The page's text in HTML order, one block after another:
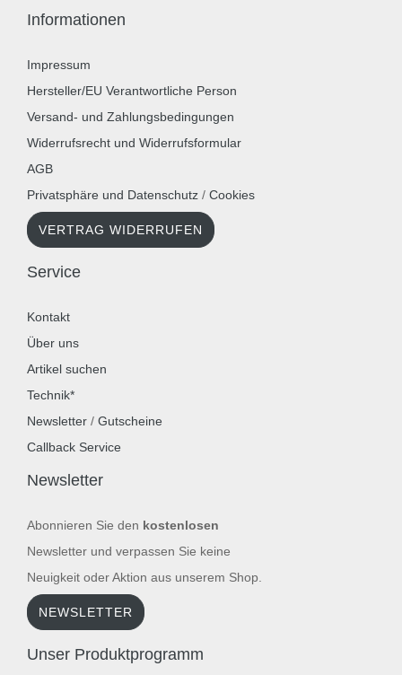
Informationen
Impressum
Hersteller/EU Verantwortliche Person
Versand- und Zahlungsbedingungen
Widerrufsrecht und Widerrufsformular
AGB
Privatsphäre und Datenschutz / Cookies
VERTRAG WIDERRUFEN
Service
Kontakt
Über uns
Artikel suchen
Technik*
Newsletter / Gutscheine
Callback Service
Newsletter
Abonnieren Sie den kostenlosen
Newsletter und verpassen Sie keine
Neuigkeit oder Aktion aus unserem Shop.
NEWSLETTER
Unser Produktprogramm